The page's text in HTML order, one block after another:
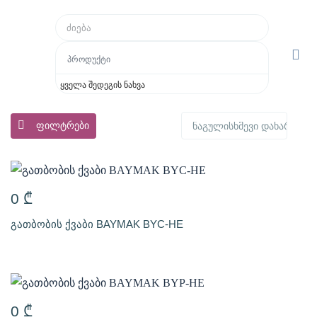
პროდუქტი
ყველა შედეგის ნახვა
ფილტრები
0 ₾
გათბობის ქვაბი BAYMAK BYC-HE
0 ₾